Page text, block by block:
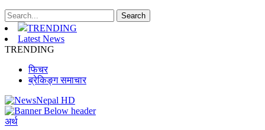
TRENDING
Latest News
TRENDING
फिचर
ब्रेकिङ्ग समाचार
अर्थ